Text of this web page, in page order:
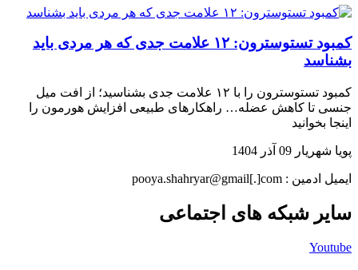
کمبود تستوسترون: ۱۲ علامت جدی که هر مردی باید
بشناسد
کمبود تستوسترون را با ۱۲ علامت جدی بشناسید؛ از افت میل
جنسی تا کاهش عضله… راهکارهای طبیعی افزایش هورمون را
اینجا بخوانید
پویا شهریار 09 آذر 1404
ایمیل ادمین : pooya.shahryar@gmail[.]com
سایر شبکه های اجتماعی
Youtube